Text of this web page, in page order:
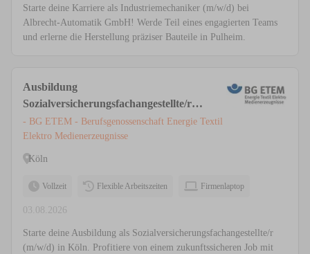
Starte deine Karriere als Industriemechaniker (m/w/d) bei
Albrecht-Automatik GmbH! Werde Teil eines engagierten Teams
und erlerne die Herstellung präziser Bauteile in Pulheim.
Ausbildung
Sozialversicherungsfachangestellte/r
(m/w/d), Köln
- BG ETEM - Berufsgenossenschaft Energie Textil
Elektro Medienerzeugnisse
Köln
Vollzeit Flexible Arbeitszeiten Firmenlaptop
03.08.2026
Starte deine Ausbildung als Sozialversicherungsfachangestellte/r
(m/w/d) in Köln. Profitiere von einem zukunftssicheren Job mit